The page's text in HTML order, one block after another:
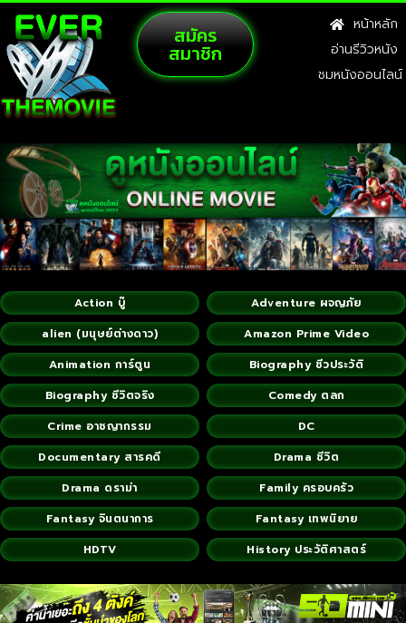
สมัคร
สมาชิก
หน้าหลัก
อ่านรีวิวหนัง
ชมหนังออนไลน์
Action บู๊
Adventure ผจญภัย
alien (มนุษย์ต่างดาว)
Amazon Prime Video
Animation การ์ตูน
Biography ชีวประวัติ
Biography ชีวิตจริง
Comedy ตลก
Crime อาชญากรรม
DC
Documentary สารคดี
Drama ชีวิต
Drama ดราม่า
Family ครอบครัว
Fantasy จินตนาการ
Fantasy เทพนิยาย
HDTV
History ประวัติศาสตร์